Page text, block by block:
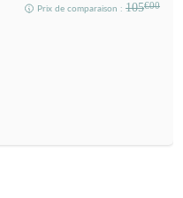
Prix de comparaison : 105€00